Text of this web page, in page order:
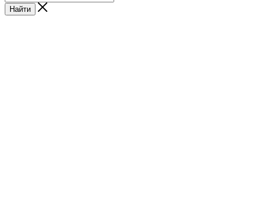
Найти